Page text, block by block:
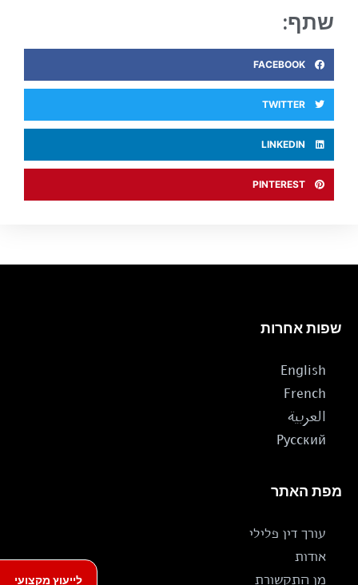
שתף:
FACEBOOK
TWITTER
LINKEDIN
PINTEREST
מפת האתר
עורך דין פלילי
אודות
מן התקשורת
שפות אחרות
English
French
العربية
Русский
לייעוץ מקצועי